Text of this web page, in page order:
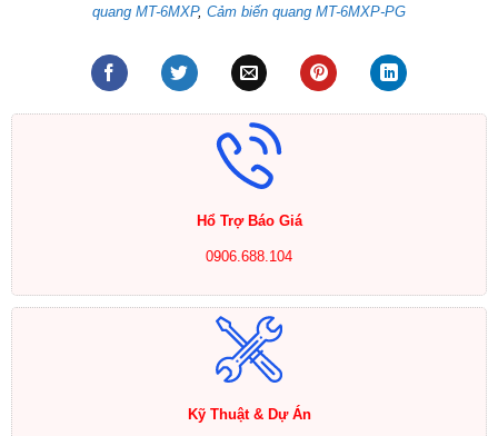
quang MT-6MXP, Cảm biến quang MT-6MXP-PG
Hổ Trợ Báo Giá
0906.688.104
Kỹ Thuật & Dự Án